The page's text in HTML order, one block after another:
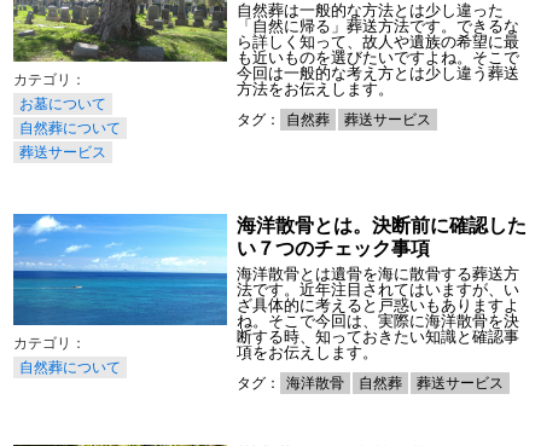
お墓について
自然葬について
葬送サービス
自然葬は一般的な方法とは少し違った
「自然に帰る」葬送方法です。できるな
ら詳しく知って、故人や遺族の希望に最
も近いものを選びたいですよね。そこで
今回は一般的な考え方とは少し違う葬送
方法をお伝えします。
タグ： 自然葬 葬送サービス
自然葬について
海洋散骨とは。決断前に確認した
い７つのチェック事項
海洋散骨とは遺骨を海に散骨する葬送方
法です。近年注目されてはいますが、い
ざ具体的に考えると戸惑いもありますよ
ね。そこで今回は、実際に海洋散骨を決
断する時、知っておきたい知識と確認事
項をお伝えします。
タグ： 海洋散骨 自然葬 葬送サービス